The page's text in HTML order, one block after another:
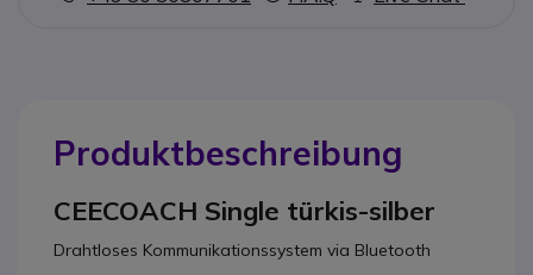
Produktbeschreibung
CEECOACH Single türkis-silber
Drahtloses Kommunikationssystem via Bluetooth